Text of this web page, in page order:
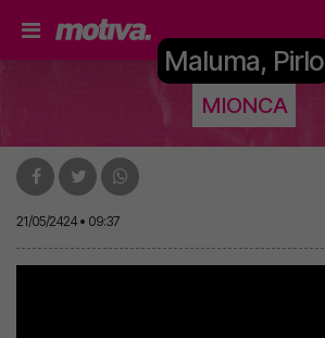
Maluma, Pirlo
MIONCA
21/05/2424 • 09:37